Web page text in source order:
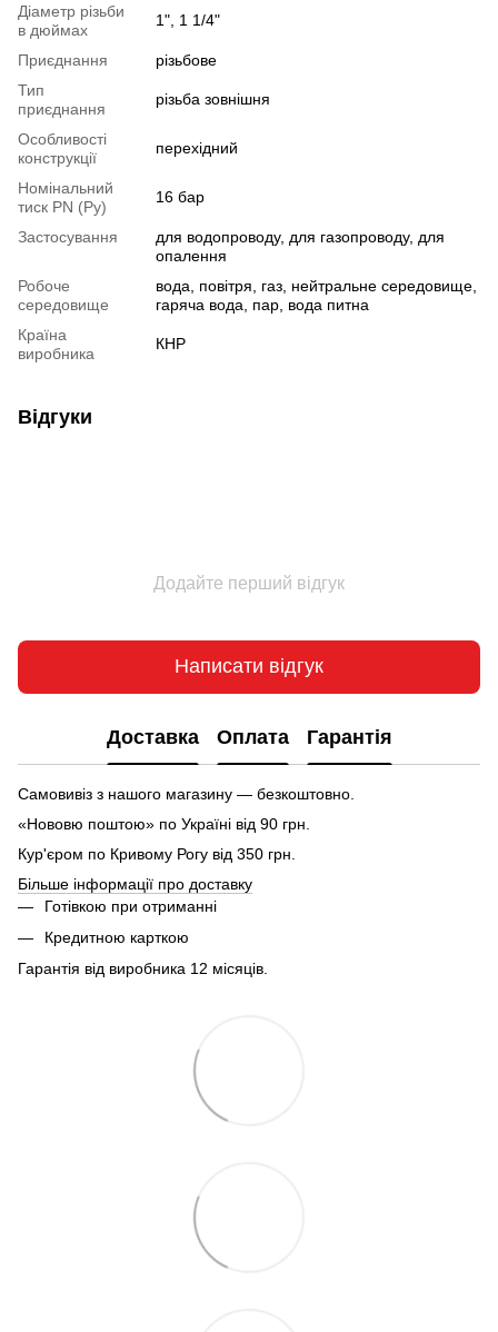
Діаметр різьби
в дюймах
1", 1 1/4"
Приєднання
різьбове
Тип
приєднання
різьба зовнішня
Особливості
конструкції
перехідний
Номінальний
тиск PN (Ру)
16 бар
Застосування
для водопроводу, для газопроводу, для
опалення
Робоче
середовище
вода, повітря, газ, нейтральне середовище,
гаряча вода, пар, вода питна
Країна
виробника
КНР
Відгуки
Додайте перший відгук
Написати відгук
Доставка Оплата Гарантія
Самовивіз з нашого магазину — безкоштовно.
«Нововю поштою» по Україні від 90 грн.
Кур'єром по Кривому Рогу від 350 грн.
Більше інформації про доставку
Готівкою при отриманні
Кредитною карткою
Гарантія від виробника 12 місяців.